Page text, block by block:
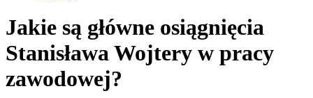
Jakie są główne osiągnięcia
Stanisława Wojtery w pracy
zawodowej?